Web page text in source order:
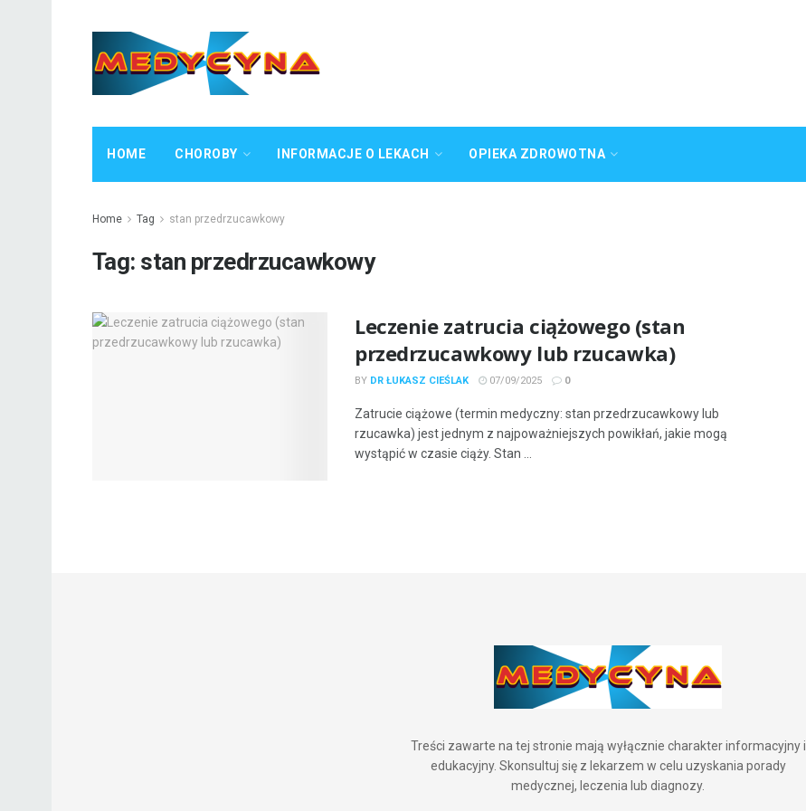
HOME CHOROBY INFORMACJE O LEKACH OPIEKA ZDROWOTNA
Home Tag stan przedrzucawkowy
Tag: stan przedrzucawkowy
Leczenie zatrucia ciążowego (stan
przedrzucawkowy lub rzucawka)
BY DR ŁUKASZ CIEŚLAK 07/09/2025 0
Zatrucie ciążowe (termin medyczny: stan przedrzucawkowy lub
rzucawka) jest jednym z najpoważniejszych powikłań, jakie mogą
wystąpić w czasie ciąży. Stan ...
Treści zawarte na tej stronie mają wyłącznie charakter informacyjny i
edukacyjny. Skonsultuj się z lekarzem w celu uzyskania porady
medycznej, leczenia lub diagnozy.